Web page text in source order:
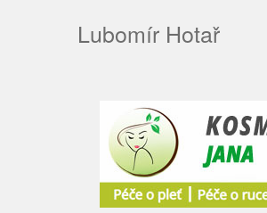
Lubomír Hotař